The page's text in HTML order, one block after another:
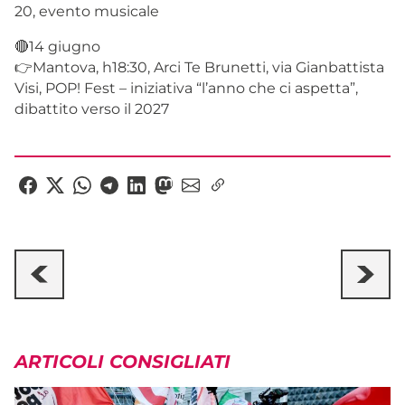
20, evento musicale
🔴14 giugno
👉Mantova, h18:30, Arci Te Brunetti, via Gianbattista
Visi, POP! Fest – iniziativa “l’anno che ci aspetta”,
dibattito verso il 2027
ARTICOLI CONSIGLIATI